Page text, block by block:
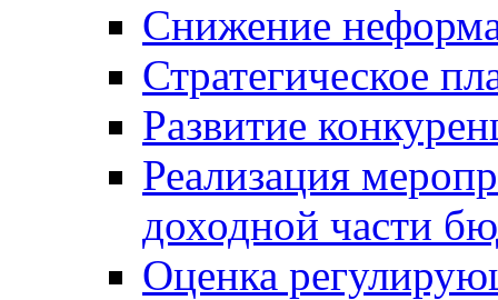
Снижение
Стратегическое
Развитие
Реализация
доходной части
Оценка